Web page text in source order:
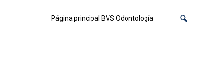
Página principal BVS Odontología